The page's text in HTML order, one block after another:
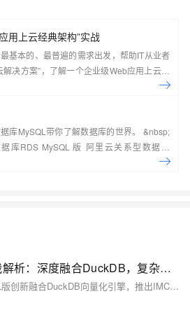
用上云经典架构”实战
基本的、最普遍的需求出发，帮助IT从业者
决方案”，了解一个企业级Web应用上云的
库MySQL带你了解数据库的世界。 &nbsp;
库RDS MySQL 版 阿里云关系型数据库
Service）是一种稳定可靠、可弹性伸缩的在
PolarDB-PG IMCI实战解析：深度融合DuckDB，复杂查询性能最高百倍级提升
阿里云PolarDB PostgreSQL版创新融合DuckDB向量化引擎，推出IMCI列存索引，实现HTAP一体化。支持实时交易与复杂分析并行，查询性能提升60-100倍，兼容PG生态，秒级数据同步，助力企业高效挖掘数据价值。